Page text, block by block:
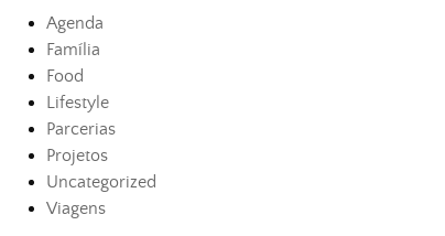
Agenda
Família
Food
Lifestyle
Parcerias
Projetos
Uncategorized
Viagens